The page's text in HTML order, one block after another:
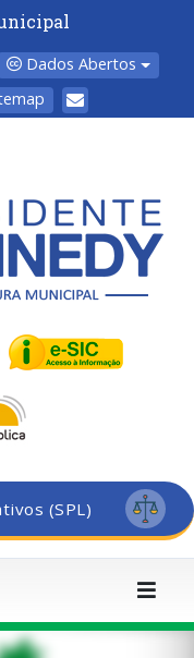
Dados Abertos
(SPL)